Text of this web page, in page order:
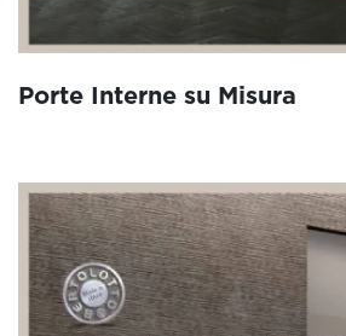
Porte Interne su Misura